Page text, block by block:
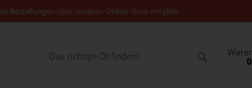
Bestellungen über unseren Online-Shop möglich.